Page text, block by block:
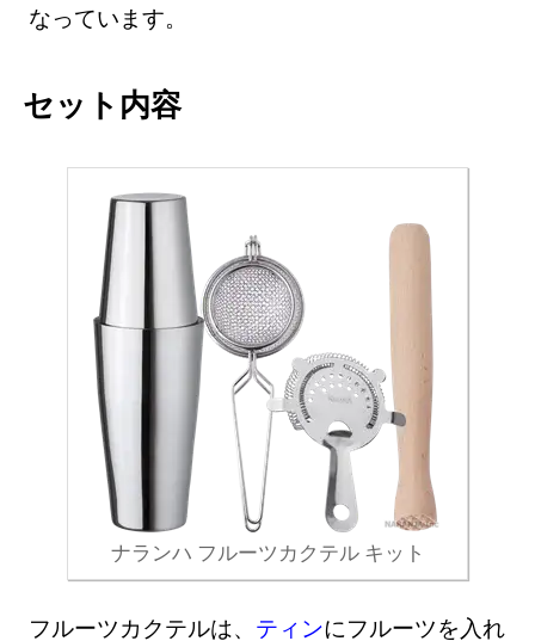
なっています。
セット内容
ナランハ フルーツカクテル キット
フルーツカクテルは、 ティンにフルーツを入れ